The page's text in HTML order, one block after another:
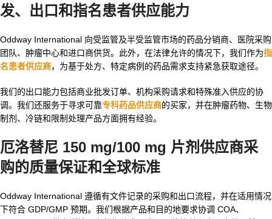
发、出口和指名患者供应能力
Oddway International 向受监管及半受监管市场的药品分销商、医院采购
团队、肿瘤中心和进口商供货。此外，在法律允许的情况下，我们作为指
名患者供应商，为基于处方、特定病例的药品需求支持紧急获取途径。
我们的出口能力包括商业批发订单、机构采购请求和特殊准入供应的协
调。我们还服务于寻求可靠专科药品供应商的买家，并在肿瘤药物、生物
制剂、冷链和限制处理产品方面拥有经验。
厄洛替尼 150 mg/100 mg 片剂供应商采
购的质量保证和全球标准
Oddway International 遵循有文件记录的采购和出口流程，并在适用情况
下符合 GDP/GMP 预期。我们根据产品和目的地要求协调 COA、